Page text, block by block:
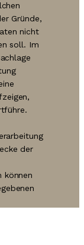
Gründe,
nicht
soll. Im
der
können